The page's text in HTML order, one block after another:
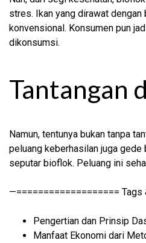
stres. Ikan yang dirawat
konvensional. Konsumen pun
dikonsumsi.
Tantangan
Namun, tentunya bukan tanpa
peluang keberhasilan juga
seputar bioflok. Peluang ini
—===================
Pengertian dan Prinsip
Manfaat Ekonomi dari